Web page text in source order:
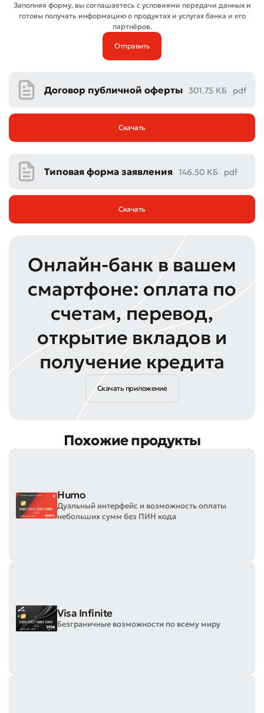
Заполняя форму, вы соглашаетесь с условиями передачи данных и
готовы получать информацию о продуктах и услугах банка и его
партнёров.
Договор публичной оферты 301.75 КБ pdf
Скачать
Типовая форма заявления 146.50 КБ pdf
Скачать
Онлайн-банк в вашем
смартфоне: оплата по
счетам, перевод,
открытие вкладов и
получение кредита
Скачать приложение
Похожие продукты
Humo
Дуальный интерфейс и возможность оплаты
небольших сумм без ПИН кода
Visa Infinite
Безграничные возможности по всему миру